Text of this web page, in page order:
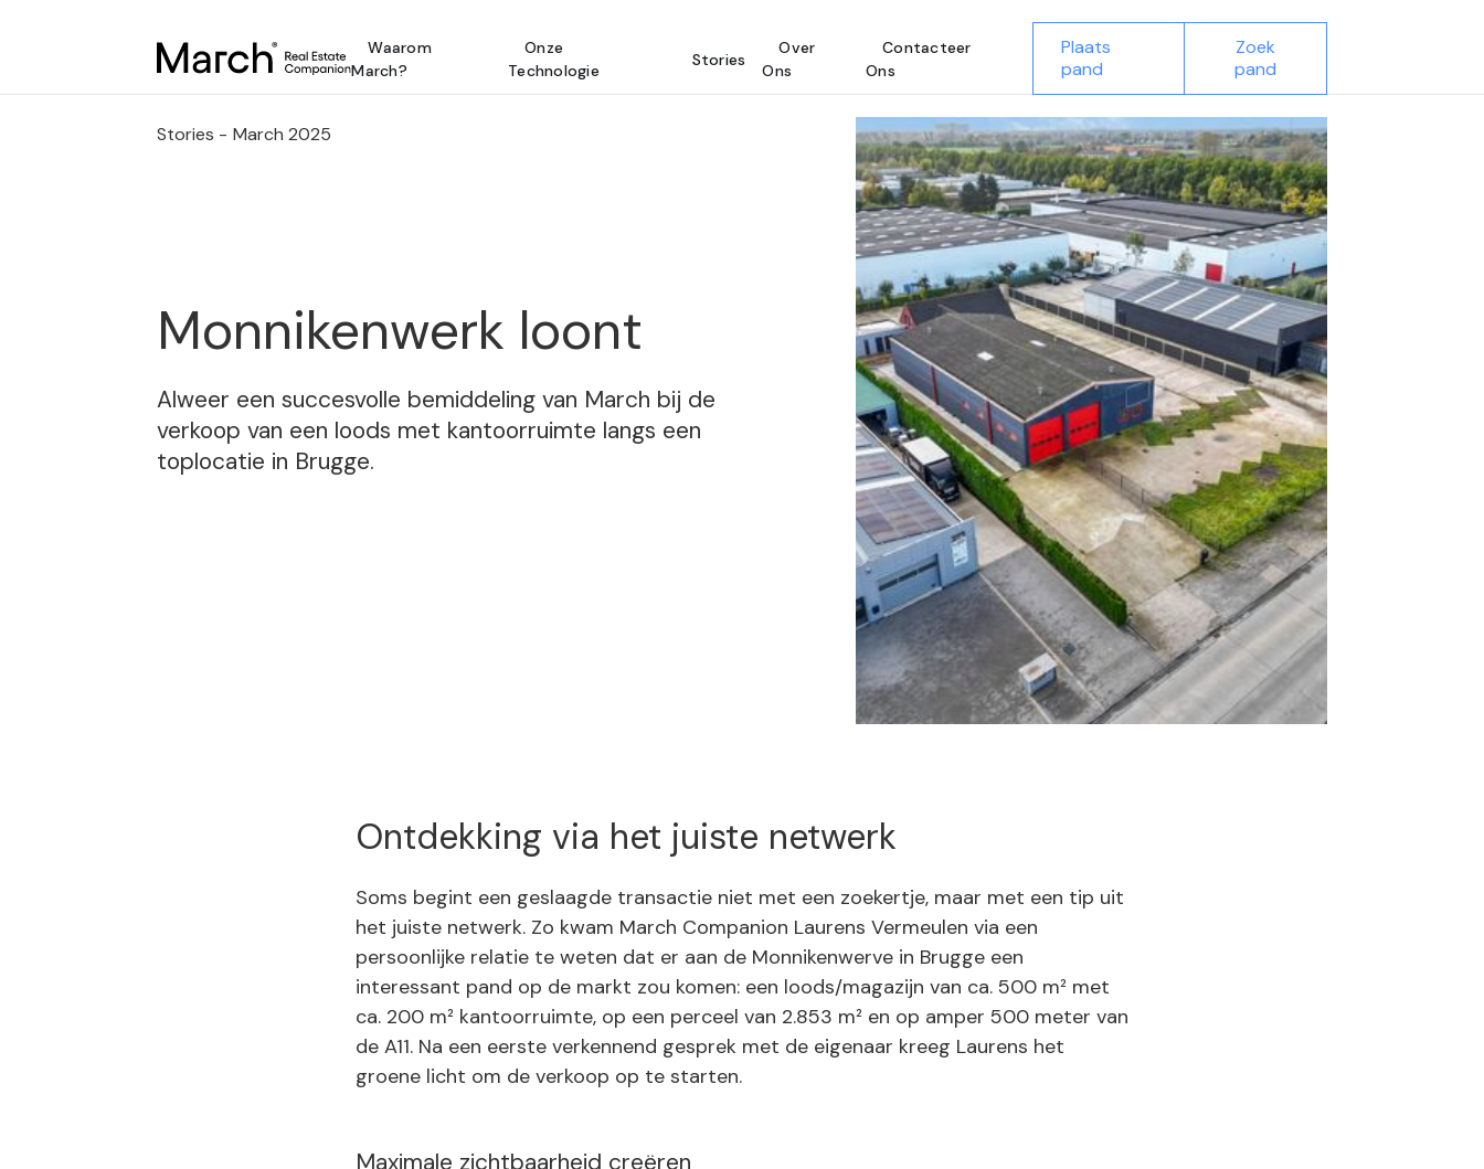
Waarom
March?
Onze
Technologie
Stories
Over
Ons
Contacteer
Ons
Plaats
pand
Zoek
pand
Stories - March 2025
Monnikenwerk loont
Alweer een succesvolle bemiddeling van March bij de
verkoop van een loods met kantoorruimte langs een
toplocatie in Brugge.
Ontdekking via het juiste netwerk
Soms begint een geslaagde transactie niet met een zoekertje, maar met een tip uit
het juiste netwerk. Zo kwam March Companion Laurens Vermeulen via een
persoonlijke relatie te weten dat er aan de Monnikenwerve in Brugge een
interessant pand op de markt zou komen: een loods/magazijn van ca. 500 m² met
ca. 200 m² kantoorruimte, op een perceel van 2.853 m² en op amper 500 meter van
de A11. Na een eerste verkennend gesprek met de eigenaar kreeg Laurens het
groene licht om de verkoop op te starten.
Maximale zichtbaarheid creëren